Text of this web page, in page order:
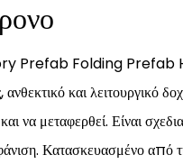
Prefab Folding Prefab
ανθεκτικό και λειτουργικό
να μεταφερθεί. Είναι
Κατασκευασμένο